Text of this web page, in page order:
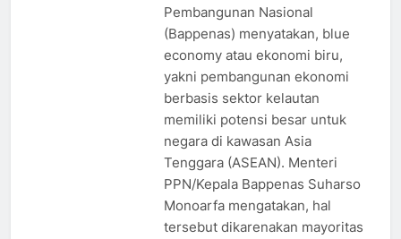
Pembangunan Nasional
(Bappenas) menyatakan, blue
economy atau ekonomi biru,
yakni pembangunan ekonomi
berbasis sektor kelautan
memiliki potensi besar untuk
negara di kawasan Asia
Tenggara (ASEAN). Menteri
PPN/Kepala Bappenas Suharso
Monoarfa mengatakan, hal
tersebut dikarenakan mayoritas